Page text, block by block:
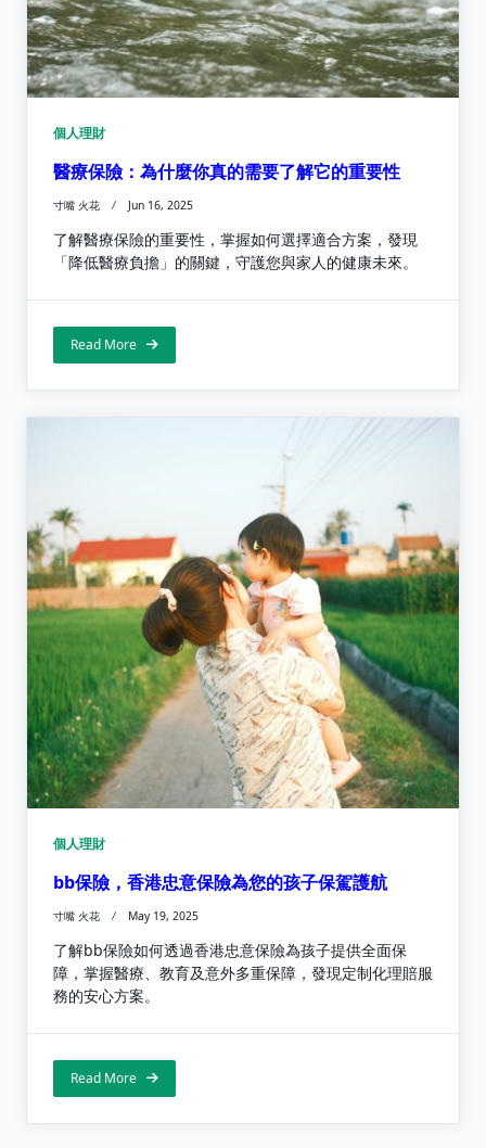
個人理財
醫療保險：為什麼你真的需要了解它的重要性
寸嘴 火花 Jun 16, 2025
了解醫療保險的重要性，掌握如何選擇適合方案，發現
「降低醫療負擔」的關鍵，守護您與家人的健康未來。
Read More
個人理財
bb保險，香港忠意保險為您的孩子保駕護航
寸嘴 火花 May 19, 2025
了解bb保險如何透過香港忠意保險為孩子提供全面保
障，掌握醫療、教育及意外多重保障，發現定制化理賠服
務的安心方案。
Read More